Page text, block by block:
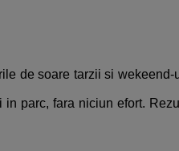
de soare tarzii si
parc, fara niciun efort.